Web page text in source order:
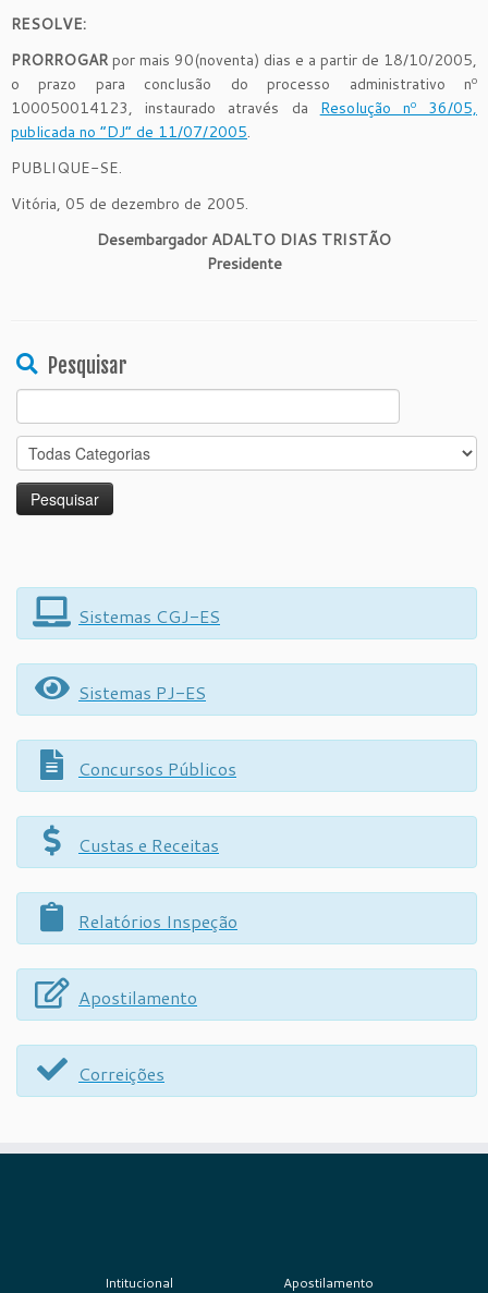
RESOLVE:
PRORROGAR por mais 90(noventa) dias e a partir de 18/10/2005,
o prazo para conclusão do processo administrativo nº
100050014123, instaurado através da Resolução nº 36/05,
publicada no “DJ” de 11/07/2005.
PUBLIQUE-SE.
Vitória, 05 de dezembro de 2005.
Desembargador ADALTO DIAS TRISTÃO
Presidente
Pesquisar
Search
for:
Sistemas CGJ-ES
Sistemas PJ-ES
Concursos Públicos
Custas e Receitas
Relatórios Inspeção
Apostilamento
Correições
Intitucional Apostilamento